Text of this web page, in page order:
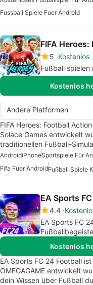
Fussball Spiele Fuer Android
FIFA
5 Kostenlos
Fußball
Kostenlos
Andere Platformen
FIFA Heroes: Football
Solace Games entwickelt
traditionellen Fußball-
AndroidiPhoneSportspiele Für
Fifa Fuer AndroidFußball Spiele
EA Sports
4.4
EA Sports FC
Kostenlos
EA Sports FC 24 Football
OMEGAGAME entwickelt
dein Wissen über Fußball